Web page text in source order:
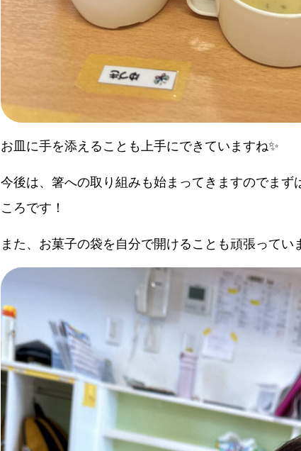
お皿に手を添えることも上手にできていますね✨
今後は、箸への取り組みも始まってきますのでま
ころです！
また、お菓子の袋を自分で開けることも頑張ってい